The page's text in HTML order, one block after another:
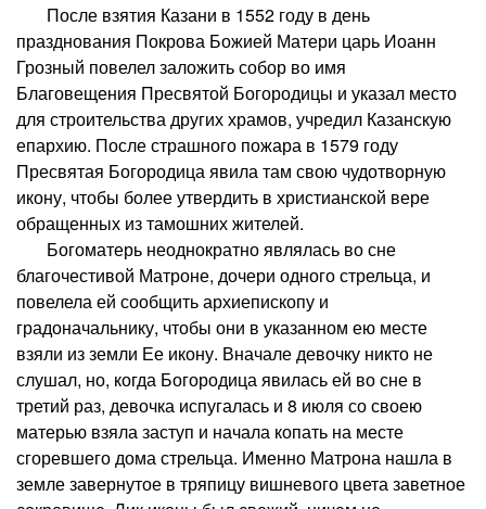
После взятия Казани в 1552 году в день
празднования Покрова Божией Матери царь Иоанн
Грозный повелел заложить собор во имя
Благовещения Пресвятой Богородицы и указал место
для строительства других храмов, учредил Казанскую
епархию. После страшного пожара в 1579 году
Пресвятая Богородица явила там свою чудотворную
икону, чтобы более утвердить в христианской вере
обращенных из тамошних жителей.
Богоматерь неоднократно являлась во сне
благочестивой Матроне, дочери одного стрельца, и
повелела ей сообщить архиепископу и
градоначальнику, чтобы они в указанном ею месте
взяли из земли Ее икону. Вначале девочку никто не
слушал, но, когда Богородица явилась ей во сне в
третий раз, девочка испугалась и 8 июля со своею
матерью взяла заступ и начала копать на месте
сгоревшего дома стрельца. Именно Матрона нашла в
земле завернутое в тряпицу вишневого цвета заветное